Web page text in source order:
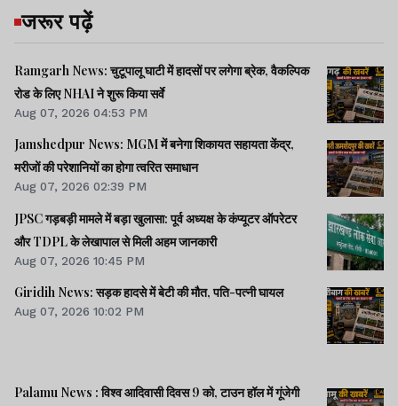
जरूर पढ़ें
Ramgarh News: चुटूपालू घाटी में हादसों पर लगेगा ब्रेक, वैकल्पिक
रोड के लिए NHAI ने शुरू किया सर्वे
Aug 07, 2026 04:53 PM
Jamshedpur News: MGM में बनेगा शिकायत सहायता केंद्र,
मरीजों की परेशानियों का होगा त्वरित समाधान
Aug 07, 2026 02:39 PM
JPSC गड़बड़ी मामले में बड़ा खुलासा: पूर्व अध्यक्ष के कंप्यूटर ऑपरेटर
और TDPL के लेखापाल से मिली अहम जानकारी
Aug 07, 2026 10:45 PM
Giridih News: सड़क हादसे में बेटी की मौत, पति-पत्नी घायल
Aug 07, 2026 10:02 PM
Palamu News : विश्व आदिवासी दिवस 9 को, टाउन हॉल में गूंजेगी